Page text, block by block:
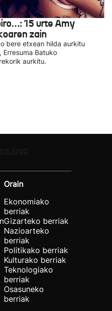
15 urte Amy
zain
bere etxean hilda aurkitu
Erresuma Batuko
aurkitu.
Orain
Ekonomiako
berriak
Gizarteko berriak
Nazioarteko
berriak
Politikako berriak
Kulturako berriak
Teknologiako
berriak
Osasuneko
berriak